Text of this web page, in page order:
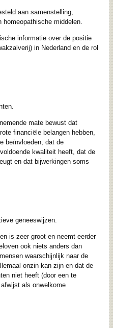
aan samenstelling,
homeopathische middelen.
informatie over de positie
in Nederland en de rol
mate bewust dat
financiële belangen hebben,
beïnvloeden, dat de
kwaliteit heeft, dat de
en dat bijwerkingen soms
geneeswijzen.
is zeer groot en neemt eerder
ook niets anders dan
waarschijnlijk naar de
onzin kan zijn en dat de
niet heeft (door een te
als onwelkome